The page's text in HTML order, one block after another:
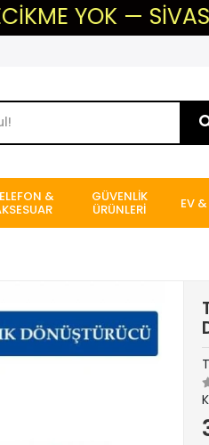
— SİVAS'IN
& GÜVENLİK
ÜRÜNLERİ EV